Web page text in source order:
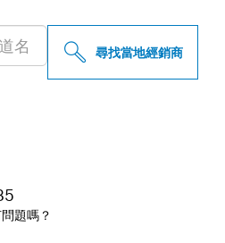
尋找當地經銷商
題嗎？